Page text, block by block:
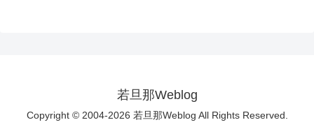
若旦那Weblog
Copyright © 2004-2026 若旦那Weblog All Rights Reserved.